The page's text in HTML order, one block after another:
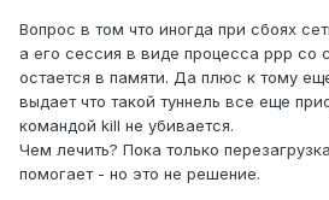
Вопрос в том что иногда при сбоях
а его сессия в виде процесса ppp со
остается в памяти. Да плюс к тому
выдает что такой туннель все еще
командой kill не убивается.
Чем лечить? Пока только
помогает - но это не решение.